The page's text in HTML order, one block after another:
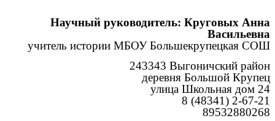
Научный руководитель: Круговых Анна
Васильевна
учитель истории МБОУ Большекрупецкая СОШ
243343 Выгоничский район
деревня Большой Крупец
улица Школьная дом 24
8 (48341) 2-67-21
89532880268